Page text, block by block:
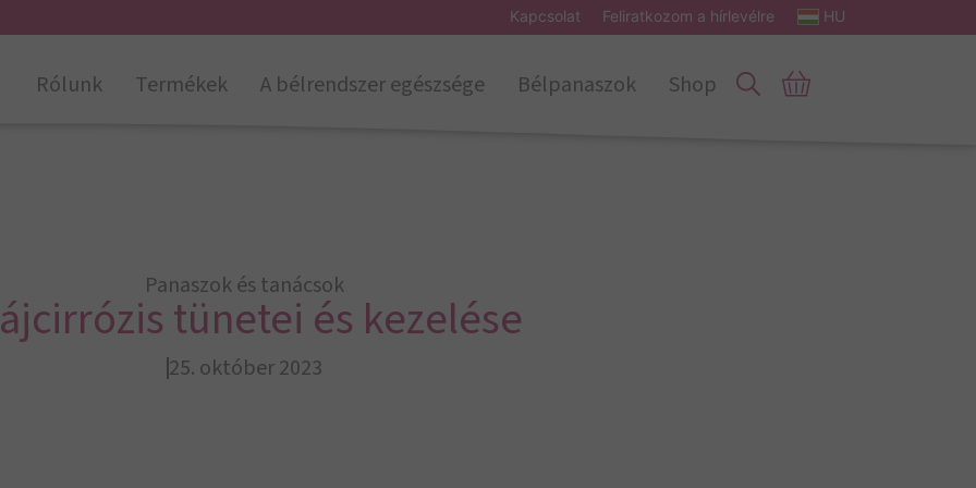
Kapcsolat Feliratkozom a hírlevélre HU
Rólunk Termékek A bélrendszer egészsége Bélpanaszok Shop
Panaszok és tanácsok
tünetei és kezelése
25. október 2023